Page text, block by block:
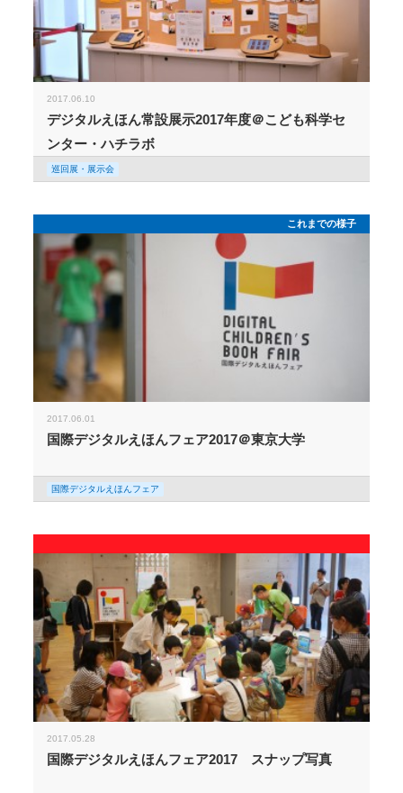
2017.06.10
デジタルえほん常設展示2017年度＠こども科学セ
ンター・ハチラボ
巡回展・展示会
これまでの様子
2017.06.01
国際デジタルえほんフェア2017＠東京大学
国際デジタルえほんフェア
2017.05.28
国際デジタルえほんフェア2017 スナップ写真